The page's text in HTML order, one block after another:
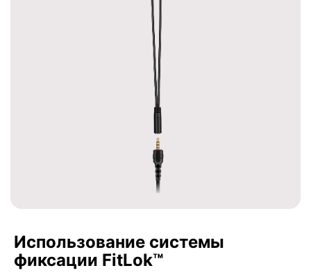
Использование системы
фиксации FitLok™